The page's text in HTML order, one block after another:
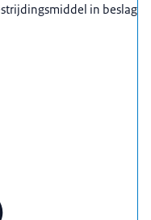
in beslag